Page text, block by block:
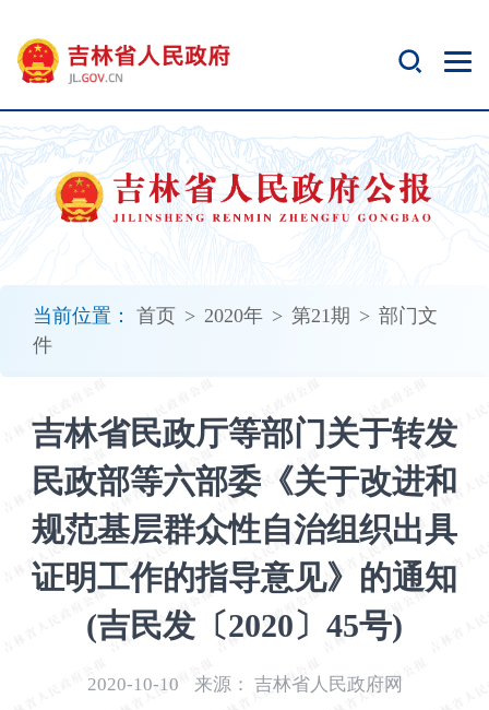
当前位置： 首页 > 2020年 > 第21期 > 部门文
件
吉林省民政厅等部门关于转发
民政部等六部委《关于改进和
规范基层群众性自治组织出具
证明工作的指导意见》的通知
(吉民发〔2020〕45号)
2020-10-10 来源： 吉林省人民政府网
开
无
障
碍
说
明
加